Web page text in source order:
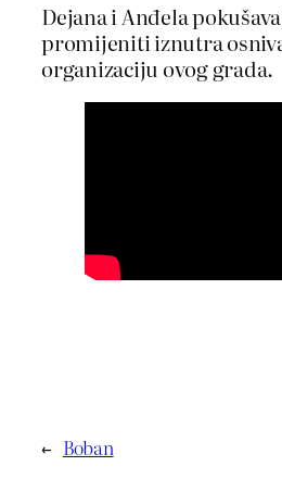
Dejana i Anđela
promijeniti iznutra
organizaciju ovog grada.
← Boban